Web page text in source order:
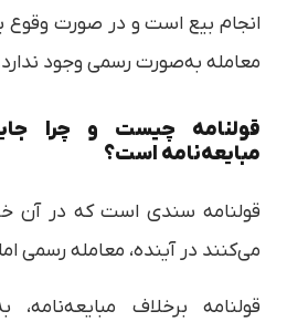
انجام بیع است و در صورت وقوع
معامله به‌صورت رسمی وجود
قولنامه چیست و چرا
مبایعه‌نامه است؟
قولنامه سندی است که در آن
می‌کنند در آینده، معامله رسمی
قولنامه برخلاف